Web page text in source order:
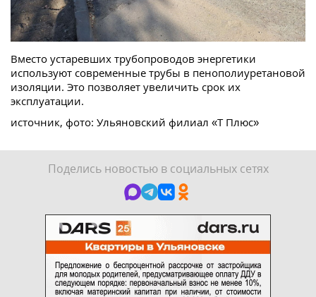
Вместо устаревших трубопроводов энергетики
используют современные трубы в пенополиуретановой
изоляции. Это позволяет увеличить срок их
эксплуатации.
источник, фото: Ульяновский филиал «Т Плюс»
Поделись новостью в социальных сетях